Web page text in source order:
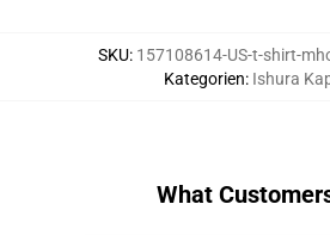
SKU: 157108614-US-t-shirt-
Kategorien: Ishura
What